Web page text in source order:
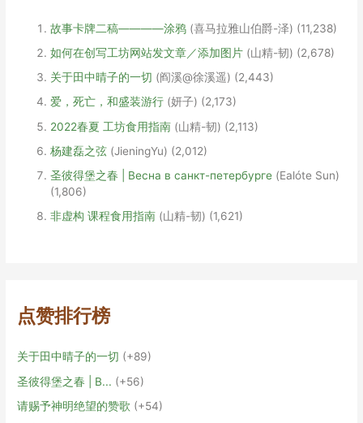
故事卡牌二稿————涂鸦 (喜马拉雅山伯爵-泽) (11,238)
如何在创写工坊网站发文章／添加图片 (山精-韧) (2,678)
关于田中晴子的一切 (阎溪@徐溪遥) (2,443)
爱，死亡，和盛装游行 (妍子) (2,173)
2022春夏 工坊食用指南 (山精-韧) (2,113)
杨建磊之弦 (JieningYu) (2,012)
圣彼得堡之春 | Весна в санкт-петербурге (Ealóte Sun)
(1,806)
非虚构 课程食用指南 (山精-韧) (1,621)
点赞排行榜
关于田中晴子的一切
+89
圣彼得堡之春 | В...
+56
请赐予神明绝望的赞歌
+54